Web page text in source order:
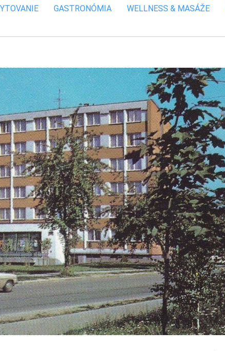
GASTRONÓMIA WELLNESS & MASÁŽE